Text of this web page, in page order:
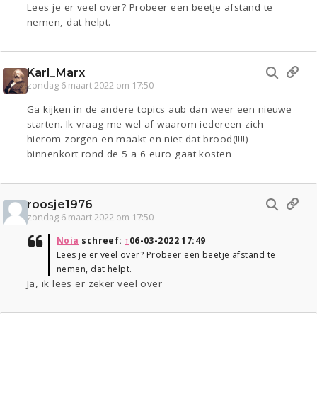
Lees je er veel over? Probeer een beetje afstand te
nemen, dat helpt.
Karl_Marx
zondag 6 maart 2022 om 17:50
Ga kijken in de andere topics aub dan weer een nieuwe
starten. Ik vraag me wel af waarom iedereen zich
hierom zorgen en maakt en niet dat brood(!!!!)
binnenkort rond de 5 a 6 euro gaat kosten
roosje1976
zondag 6 maart 2022 om 17:50
Noia schreef: ↑06-03-2022 17:49
Lees je er veel over? Probeer een beetje afstand te
nemen, dat helpt.
Ja, ik lees er zeker veel over